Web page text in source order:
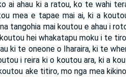
ai ahau ki a ratou, ko te wahi
mea e tapae mai ai, ki a
tangohia mai koutou e ahau i
hei whakatapu moku i te
ki te oneone o Iharaira, ki te
i reira ki o koutou ara, ki a
ake titiro, mo nga mea